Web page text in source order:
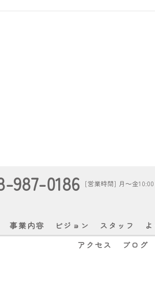
987-0186 [営業時間] 月～金
事業内容 ビジョン スタッフ
アクセス
ブログ